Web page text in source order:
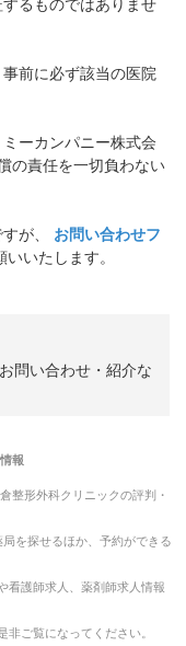
るものではありませ
前に必ず該当の医院
ーカンパニー株式会
の責任を一切負わない
が、
お問い合わせフ
いたします。
問い合わせ・紹介な
情報
整形外科クリニックの評判・
を探せるほか、予約ができる
看護師求人、薬剤師求人情報
ご覧になってください。